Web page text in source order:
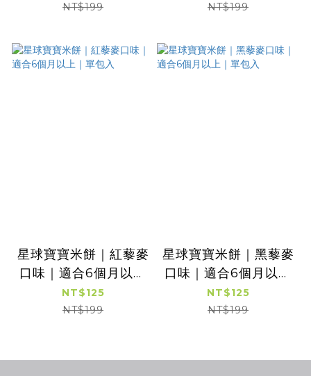
NT$199
NT$199
星球寶寶米餅｜紅藜麥
口味｜適合6個月以上
｜單包入
NT$125
NT$199
星球寶寶米餅｜黑藜麥
口味｜適合6個月以上
｜單包入
NT$125
NT$199